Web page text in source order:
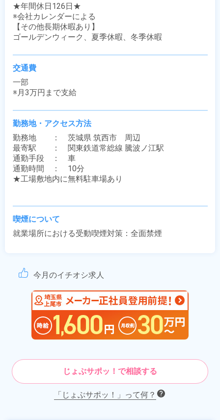
★年間休日126日★
※会社カレンダーによる
【その他長期休暇あり】
ゴールデンウィーク、夏季休暇、冬季休暇
交通費
一部
※月3万円まで支給
勤務地・アクセス方法
勤務地　　：　茨城県 筑西市　周辺
最寄駅　　：　関東鉄道常総線 騰波ノ江駅
通勤手段　：　車
通勤時間　：　10分
★工場敷地内に無料駐車場あり
喫煙について
就業場所における受動喫煙対策：全面禁煙
今月のイチオシ求人
じょぶサポッ！で相談する
「じょぶサポッ！」って何？